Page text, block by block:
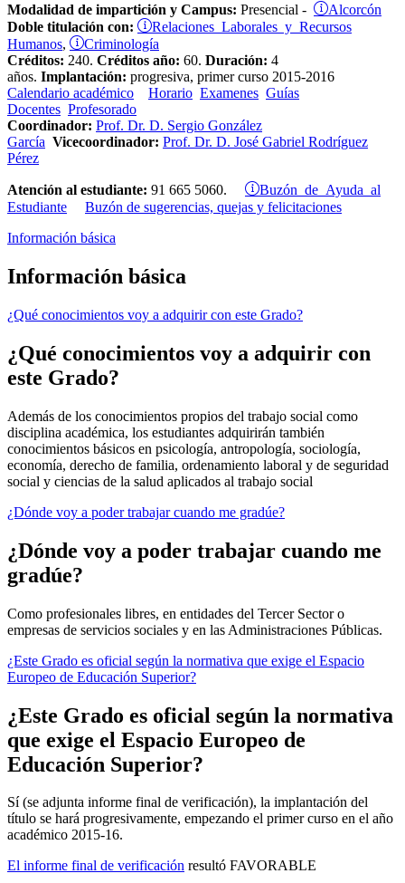
Modalidad de impartición y Campus: Presencial - Alcorcón
Doble titulación con:
Relaciones Laborales y Recursos
Humanos, Criminología
Créditos: 240. Créditos año: 60. Duración: 4
años. Implantación: progresiva, primer curso 2015-2016
Calendario académico
Horario Examenes Guías
Docentes Profesorado
Coordinador: Prof. Dr. D. Sergio González
García Vicecoordinador: Prof. Dr. D. José Gabriel Rodríguez
Pérez
Atención al estudiante: 91 665 5060.
Buzón de Ayuda al
Estudiante
Buzón de sugerencias, quejas y felicitaciones
Información básica
Información básica
¿Qué conocimientos voy a adquirir con este Grado?
¿Qué conocimientos voy a adquirir con
este Grado?
Además de los conocimientos propios del trabajo social como
disciplina académica, los estudiantes adquirirán también
conocimientos básicos en psicología, antropología, sociología,
economía, derecho de familia, ordenamiento laboral y de seguridad
social y ciencias de la salud aplicados al trabajo social
¿Dónde voy a poder trabajar cuando me gradúe?
¿Dónde voy a poder trabajar cuando me
gradúe?
Como profesionales libres, en entidades del Tercer Sector o
empresas de servicios sociales y en las Administraciones Públicas.
¿Este Grado es oficial según la normativa que exige el Espacio
Europeo de Educación Superior?
¿Este Grado es oficial según la normativa
que exige el Espacio Europeo de
Educación Superior?
Sí (se adjunta informe final de verificación), la implantación del
título se hará progresivamente, empezando el primer curso en el año
académico 2015-16.
El informe final de verificación resultó FAVORABLE